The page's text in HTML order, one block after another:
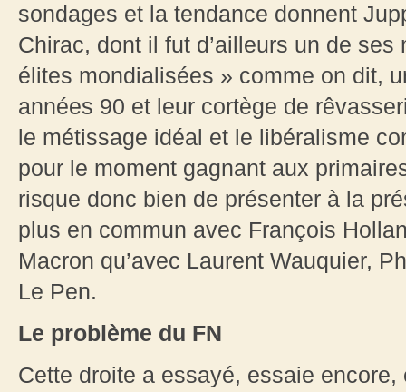
sondages et la tendance donnent
Chirac, dont il fut d’ailleurs un de
élites mondialisées » comme on dit,
années 90 et leur cortège de
le métissage idéal et le libéralisme
pour le moment gagnant aux
risque donc bien de présenter à la
plus en commun avec François
Macron qu’avec Laurent Wauquier,
Le Pen.
Le problème du FN
Cette droite a essayé, essaie